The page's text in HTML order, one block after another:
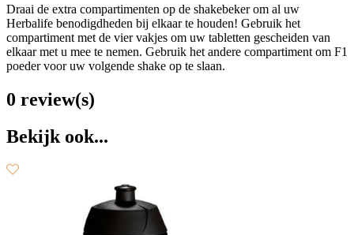
Draai de extra compartimenten op de shakebeker om al uw
Herbalife benodigdheden bij elkaar te houden! Gebruik het
compartiment met de vier vakjes om uw tabletten gescheiden van
elkaar met u mee te nemen. Gebruik het andere compartiment om F1
poeder voor uw volgende shake op te slaan.
0 review(s)
Bekijk ook...